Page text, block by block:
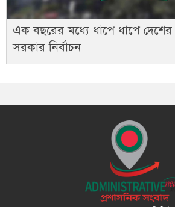
এক বছরের মধ্যে ধাপে ধাপে দেশের
সরকার নির্বাচন